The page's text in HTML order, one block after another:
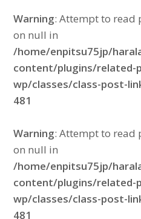
Warning: Attempt to read
on null in
/home/enpitsu75jp/
content/plugins/related-
wp/classes/class-post-
481
Warning: Attempt to read
on null in
/home/enpitsu75jp/
content/plugins/related-
wp/classes/class-post-
481